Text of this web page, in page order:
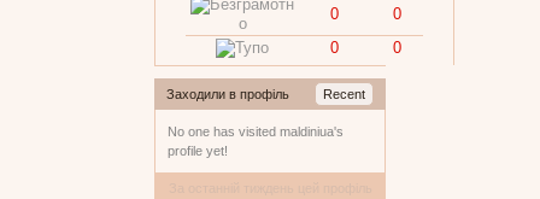
0
0
0
0
Заходили в профіль Recent
No one has visited maldiniua's
profile yet!